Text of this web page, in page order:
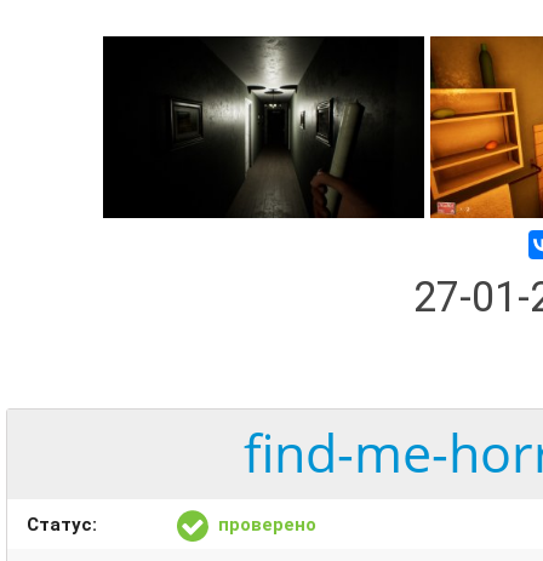
27-
find-me-
Статус: проверено